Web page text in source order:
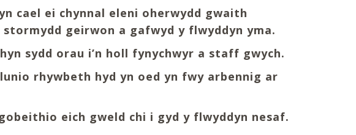
cael ei chynnal eleni oherwydd gwaith
geirwon a gafwyd y flwyddyn yma.
sydd orau i’n holl fynychwyr a staff gwych.
rhywbeth hyd yn oed yn fwy arbennig ar
eich gweld chi i gyd y flwyddyn nesaf.